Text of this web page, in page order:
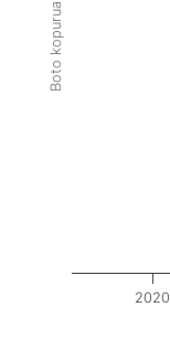
Boto kopurua
2020